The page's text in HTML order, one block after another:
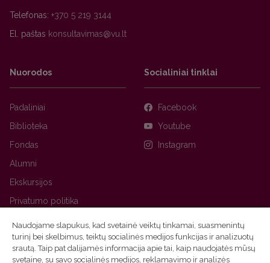
Telefonas: +370 5 219 3144
El. paštas
Nuorodos
Padaliniai
Biblioteka
Fondas
Alumni
Ekskursijos
Privatumo politika
Socialiniai tinklai
Facebook
Youtube
Instagram
Naudojame slapukus, kad svetainė veiktų tinkamai, suasmenintų
turinį bei skelbimus, teiktų socialinės medijos funkcijas ir analizuotų
srautą. Taip pat dalijamės informacija apie tai, kaip naudojatės mūsų
svetaine, su savo socialinės medijos, reklamavimo ir analizės